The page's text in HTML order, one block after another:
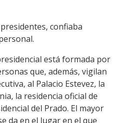
confiaba
está formada por
que, además, vigilan
al Palacio Estevez, la
la residencia oficial de
del Prado. El mayor
da en el lugar en el que